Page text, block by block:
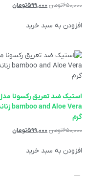
۶۵۰,۰۰۰تومان۵۹۹,۰۰۰تومان
افزودن به سبد خرید
استیک ضد تعریق رکسونا
گرم
۶۵۰,۰۰۰تومان ۵۹۹,۰۰۰تومان
افزودن به سبد خرید